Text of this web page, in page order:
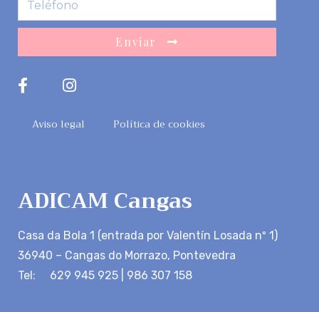
Enviar
Aviso legal Política de cookies
ADICAM Cangas
Casa da Bola 1 (entrada por Valentín Losada nº 1)
36940 – Cangas do Morrazo, Pontevedra
Tel: 629 945 925 | 986 307 158